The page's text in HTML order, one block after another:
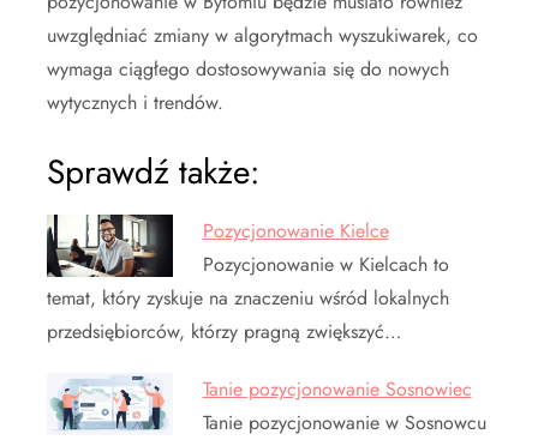
uwzględniać zmiany w algorytmach wyszukiwarek, co
wymaga ciągłego dostosowywania się do nowych
wytycznych i trendów.
Sprawdź także:
Pozycjonowanie Kielce
Pozycjonowanie w Kielcach to
temat, który zyskuje na znaczeniu wśród lokalnych
przedsiębiorców, którzy pragną zwiększyć…
Tanie pozycjonowanie Sosnowiec
Tanie pozycjonowanie w Sosnowcu